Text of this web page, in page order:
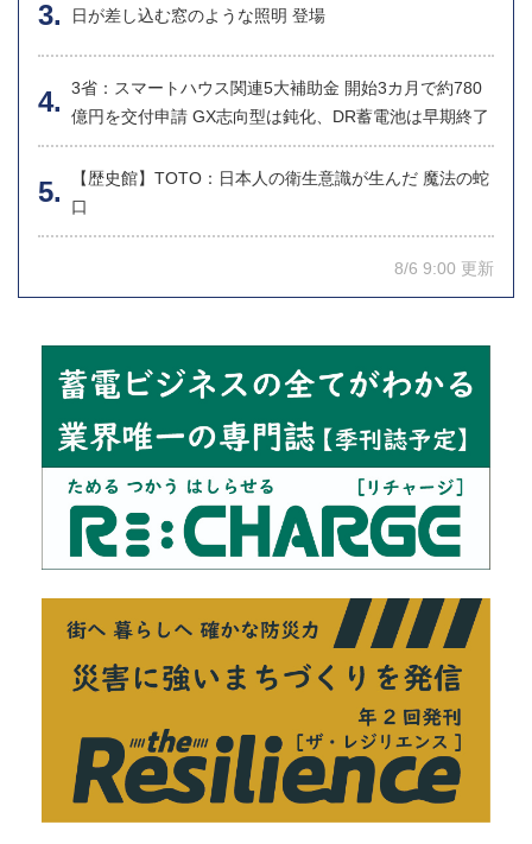
日が差し込む窓のような照明 登場
3省：スマートハウス関連5大補助金 開始3カ月で約780
億円を交付申請 GX志向型は鈍化、DR蓄電池は早期終了
【歴史館】TOTO：日本人の衛生意識が生んだ 魔法の蛇
口
8/6 9:00 更新